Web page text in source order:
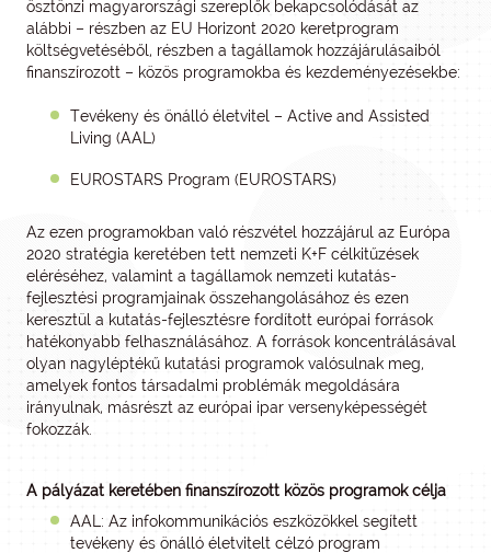
ösztönzi magyarországi szereplők bekapcsolódását az
alábbi – részben az EU Horizont 2020 keretprogram
költségvetéséből, részben a tagállamok hozzájárulásaiból
finanszírozott – közös programokba és kezdeményezésekbe:
Tevékeny és önálló életvitel – Active and Assisted
Living (AAL)
EUROSTARS Program (EUROSTARS)
Az ezen programokban való részvétel hozzájárul az Európa
2020 stratégia keretében tett nemzeti K+F célkitűzések
eléréséhez, valamint a tagállamok nemzeti kutatás-
fejlesztési programjainak összehangolásához és ezen
keresztül a kutatás-fejlesztésre fordított európai források
hatékonyabb felhasználásához. A források koncentrálásával
olyan nagyléptékű kutatási programok valósulnak meg,
amelyek fontos társadalmi problémák megoldására
irányulnak, másrészt az európai ipar versenyképességét
fokozzák.
A pályázat keretében finanszírozott közös programok célja
AAL: Az infokommunikációs eszközökkel segített
tevékeny és önálló életvitelt célzó program